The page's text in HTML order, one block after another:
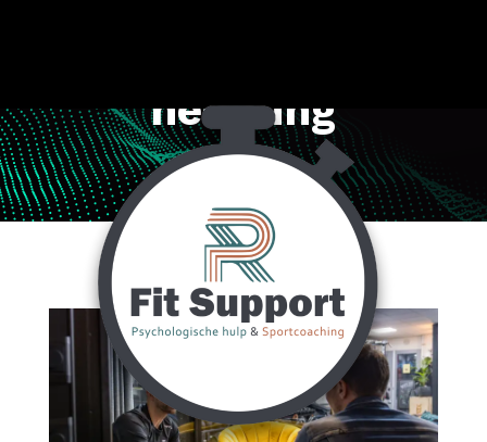
hechting